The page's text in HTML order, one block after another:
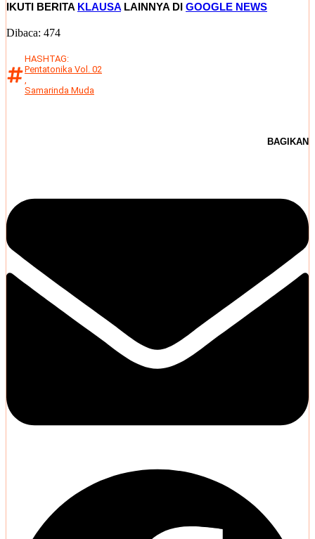
IKUTI BERITA KLAUSA LAINNYA DI GOOGLE NEWS
Dibaca: 474
HASHTAG:
Pentatonika Vol. 02
,
Samarinda Muda
BAGIKAN